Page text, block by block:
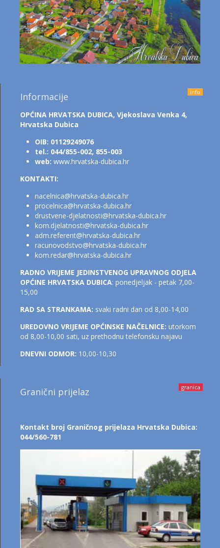
info
Informacije
OPĆINA HRVATSKA DUBICA, Vjekoslava Venka 4,
Hrvatska Dubica
OIB: 01129249076
tel.: 044/855-002, 855-003
web: www.hrvatska-dubica.hr
KONTAKTI:
nacelnica@hrvatska-dubica.hr
procelnica@hrvatska-dubica.hr
drustvene-djelatnosti@hrvatska-dubica.hr
kom.djelatnosti@hrvatska-dubica.hr
adm.referent@hrvatska-dubica.hr
racunovodstvo@hrvatska-dubica.hr
kom.redar@hrvatska-dubica.hr
RADNO VRIJEME JEDINSTVENOG UPRAVNOG ODJELA
OPĆINE HRVATSKA DUBICA: ponedjeljak - petak 7,00-
15,00
RAD SA STRANKAMA: svaki radni dan od 8,00-14,00
UREDOVNO VRIJEME OPĆINSKE NAČELNICE: utorkom
od 8,00-10,00 sati, uz prethodnu telefonsku najavu
DNEVNI ODMOR: 10,00-10,30
granica
Granični prijelaz
Kontakt broj Graničnog prijelaza Hrvatska Dubica:
044/560-781